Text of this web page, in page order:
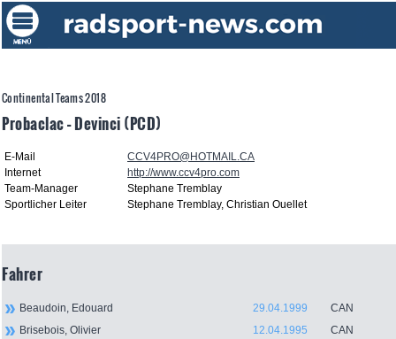
Continental Teams 2018
Probaclac – Devinci (PCD)
E-Mail
CCV4PRO@HOTMAIL.CA
Internet
http://www.ccv4pro.com
Team-Manager
Stephane Tremblay
Sportlicher Leiter
Stephane Tremblay, Christian Ouellet
Fahrer
Beaudoin, Edouard 29.04.1999
CAN
Brisebois, Olivier
12.04.1995
CAN